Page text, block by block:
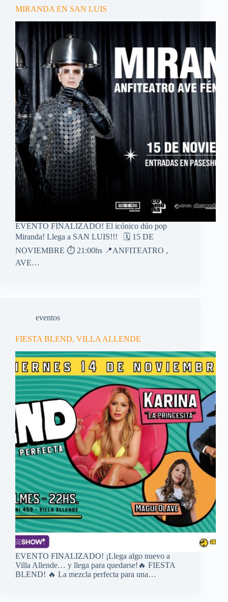
MIRANDA EN SAN LUIS
EVENTO FINALIZADO! El icónico dúo pop
Miranda! Llega a SAN LUIS!!! 🗓️ 15 DE
NOVIEMBRE ⏱️ 21:00hs 📍ANFITEATRO ,
AVE…
eventos
FIESTA BLEND, VILLA ALLENDE
EVENTO FINALIZADO! ¡Llega algo nuevo a
Villa Allende… y llega para quedarse!🔥 FIESTA
BLEND! 🔥 La mezcla perfecta para una…